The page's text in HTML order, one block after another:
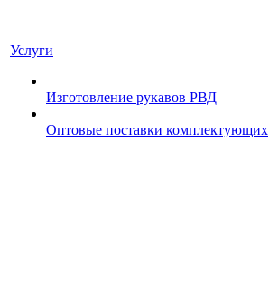
Услуги
Изготовление рукавов РВД
Оптовые поставки комплектующих